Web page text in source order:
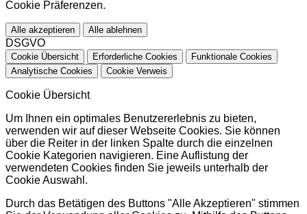
Cookie Präferenzen.
Alle akzeptieren Alle ablehnen
DSGVO
Cookie Übersicht Erforderliche Cookies
Funktionale Cookies
Analytische Cookies
Cookie Verweis
Cookie Übersicht
Um Ihnen ein optimales Benutzererlebnis zu bieten,
verwenden wir auf dieser Webseite Cookies. Sie können
über die Reiter in der linken Spalte durch die einzelnen
Cookie Kategorien navigieren. Eine Auflistung der
verwendeten Cookies finden Sie jeweils unterhalb der
Cookie Auswahl.
Durch das Betätigen des Buttons "Alle Akzeptieren" stimmen